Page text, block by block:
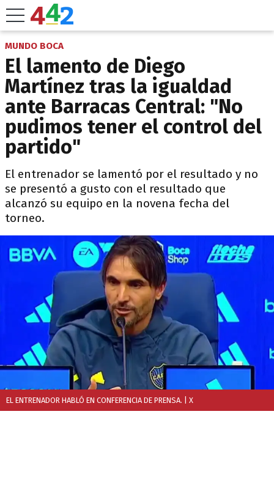
MUNDO BOCA
El lamento de Diego
Martínez tras la igualdad
ante Barracas Central: "No
pudimos tener el control del
partido"
El entrenador se lamentó por el resultado y no
se presentó a gusto con el resultado que
alcanzó su equipo en la novena fecha del
torneo.
EL ENTRENADOR HABLÓ EN CONFERENCIA DE PRENSA. | X